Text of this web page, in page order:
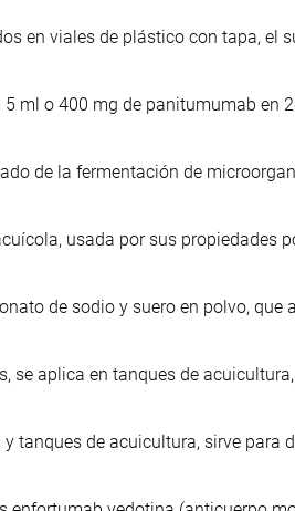
en viales de plástico con tapa, el
ml o 400 mg de panitumumab en
de la fermentación de
usada por sus propiedades
de sodio y suero en polvo, que
se aplica en tanques de
tanques de acuicultura, sirve para